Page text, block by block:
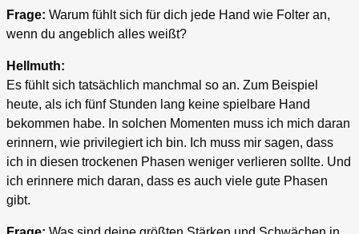
Frage: Warum fühlt sich für dich jede Hand wie Folter an,
wenn du angeblich alles weißt?
Hellmuth:
Es fühlt sich tatsächlich manchmal so an. Zum Beispiel
heute, als ich fünf Stunden lang keine spielbare Hand
bekommen habe. In solchen Momenten muss ich mich daran
erinnern, wie privilegiert ich bin. Ich muss mir sagen, dass
ich in diesen trockenen Phasen weniger verlieren sollte. Und
ich erinnere mich daran, dass es auch viele gute Phasen
gibt.